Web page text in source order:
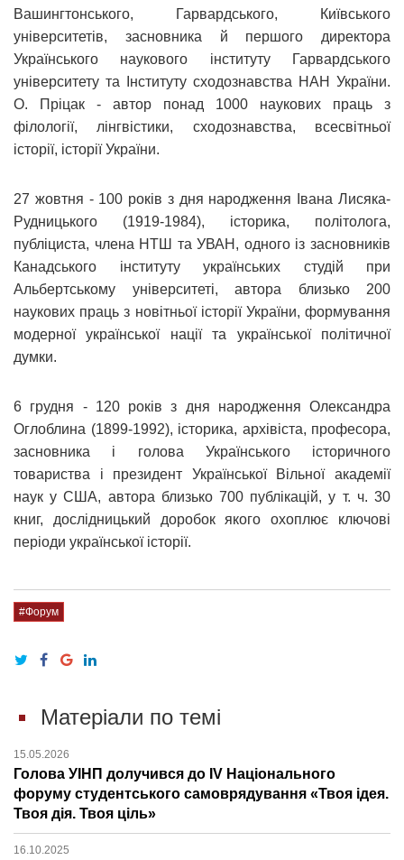
Вашингтонського, Гарвардського, Київського
університетів, засновника й першого директора
Українського наукового інституту Гарвардського
університету та Інституту сходознавства НАН України.
О. Пріцак ‑ автор понад 1000 наукових праць з
філології, лінгвістики, сходознавства, всесвітньої
історії, історії України.
27 жовтня ‑ 100 років з дня народження Івана Лисяка-
Рудницького (1919-1984), історика, політолога,
публіциста, члена НТШ та УВАН, одного із засновників
Канадського інституту українських студій при
Альбертському університеті, автора близько 200
наукових праць з новітньої історії України, формування
модерної української нації та української політичної
думки.
6 грудня ‑ 120 років з дня народження Олександра
Оглоблина (1899-1992), історика, архівіста, професора,
засновника і голова Українського історичного
товариства і президент Української Вільної академії
наук у США, автора близько 700 публікацій, у т. ч. 30
книг, дослідницький доробок якого охоплює ключові
періоди української історії.
#Форум
Матеріали по темі
15.05.2026
Голова УІНП долучився до IV Національного
форуму студентського самоврядування «Твоя ідея.
Твоя дія. Твоя ціль»
16.10.2025